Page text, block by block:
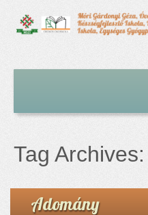
Hírfolyam
Alapdokumentumok
Órarendek (2025/26.
Szakképzés
Tag Archives:
Adomány